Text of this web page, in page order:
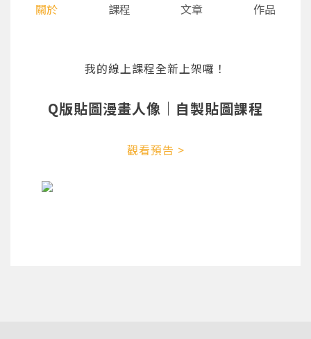
關於 課程 文章 作品
我的線上課程全新上架囉！
Q版貼圖漫畫人像｜自製貼圖課程
觀看預告 >